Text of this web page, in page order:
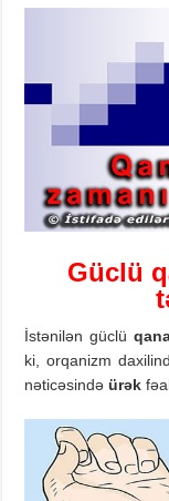
Güclü
İstənilən güclü
ki, orqanizm
nəticəsindəürək